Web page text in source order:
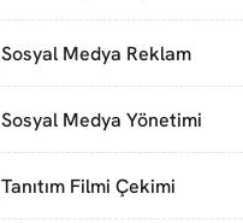
Sosyal Medya Reklam
Sosyal Medya Yönetimi
Tanıtım Filmi Çekimi